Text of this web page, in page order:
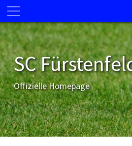
SC
Offizielle Homepage